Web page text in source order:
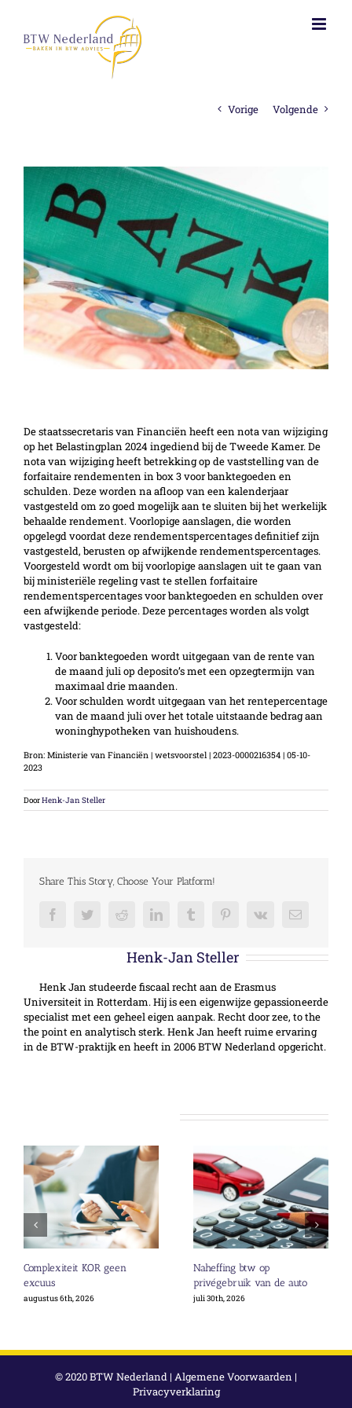
inhoud
Vorige Volgende
De staatssecretaris van Financiën heeft een nota van wijziging
op het Belastingplan 2024 ingediend bij de Tweede Kamer. De
nota van wijziging heeft betrekking op de vaststelling van de
forfaitaire rendementen in box 3 voor banktegoeden en
schulden. Deze worden na afloop van een kalenderjaar
vastgesteld om zo goed mogelijk aan te sluiten bij het werkelijk
behaalde rendement. Voorlopige aanslagen, die worden
opgelegd voordat deze rendementspercentages definitief zijn
vastgesteld, berusten op afwijkende rendementspercentages.
Voorgesteld wordt om bij voorlopige aanslagen uit te gaan van
bij ministeriële regeling vast te stellen forfaitaire
rendementspercentages voor banktegoeden en schulden over
een afwijkende periode. Deze percentages worden als volgt
vastgesteld:
Voor banktegoeden wordt uitgegaan van de rente van
de maand juli op deposito’s met een opzegtermijn van
maximaal drie maanden.
Voor schulden wordt uitgegaan van het rentepercentage
van de maand juli over het totale uitstaande bedrag aan
woninghypotheken van huishoudens.
Bron: Ministerie van Financiën | wetsvoorstel | 2023-0000216354 | 05-10-
2023
DoorHenk-Jan Steller
Share This Story, Choose Your Platform!
FacebookTwitterRedditLinkedInTumblr PinterestVk
E-
Henk-Jan Steller
Henk Jan studeerde fiscaal recht aan de Erasmus
Universiteit in Rotterdam. Hij is een eigenwijze gepassioneerde
specialist met een geheel eigen aanpak. Recht door zee, to the
the point en analytisch sterk. Henk Jan heeft ruime ervaring
in de BTW-praktijk en heeft in 2006 BTW Nederland opgericht.
Complexiteit KOR geen
excuus
augustus 6th, 2026
Naheffing btw op
privégebruik van de auto
juli 30th, 2026
© 2020 BTW Nederland | Algemene Voorwaarden |
Privacyverklaring